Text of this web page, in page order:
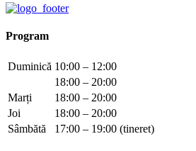
Program
Duminică 10:00 – 12:00
18:00 – 20:00
Marți
18:00 – 20:00
Joi
18:00 – 20:00
Sâmbătă
17:00 – 19:00 (tineret)